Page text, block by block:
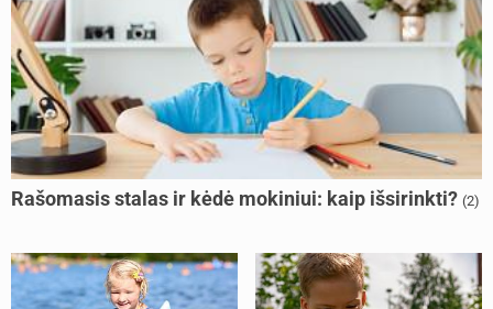
Rašomasis stalas ir kėdė mokiniui: kaip išsirinkti? (2)